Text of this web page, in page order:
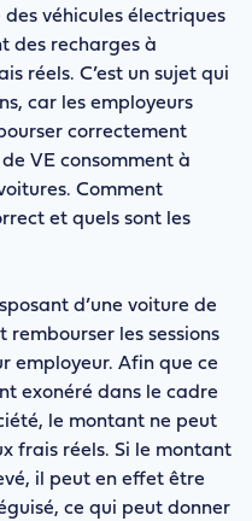
des véhicules électriques
des recharges à
réels. C’est un sujet qui
car les employeurs
correctement
VE consomment à
Comment
et quels sont les
d’une voiture de
les sessions
employeur. Afin que ce
exonéré dans le cadre
le montant ne peut
frais réels. Si le montant
il peut en effet être
ce qui peut donner